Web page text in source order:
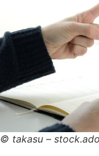
© takasu –